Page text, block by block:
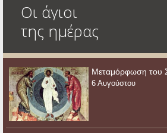
Οι άγιοι
της ημέρας
Μεταμόρφωση του
6 Αυγούστου